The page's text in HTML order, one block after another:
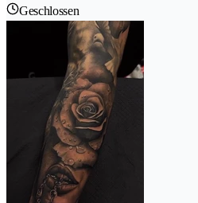
Geschlossen